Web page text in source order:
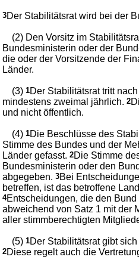
3Der Stabilitätsrat wird bei der
(2) Den Vorsitz im
Bundesministerin oder der
die oder der Vorsitzende der
Länder.
(3)1Der Stabilitätsrat tritt
mindestens zweimal jährlich.2
und nicht öffentlich.
(4)1Die Beschlüsse des
Stimme des Bundes und der
Länder gefasst.2Die Stimme
Bundesministerin oder den
abgegeben.3Bei
betreffen, ist das betroffene
4Entscheidungen, die den Bund
abweichend von Satz 1 mit der
aller stimmberechtigten
(5)1Der Stabilitätsrat gibt
2Diese regelt auch die